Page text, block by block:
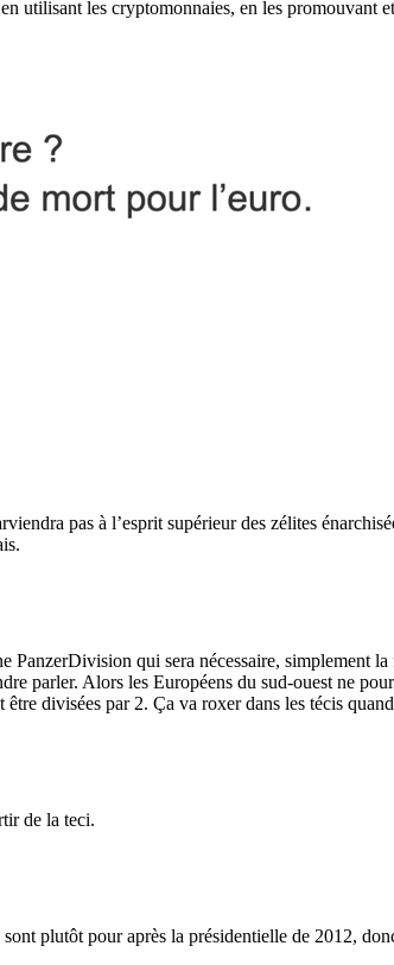
utilisant les cryptomonnaies, en les promouvant
pas à l’esprit supérieur des zélites
PanzerDivision qui sera nécessaire, simplement
parler. Alors les Européens du sud-ouest ne
divisées par 2. Ça va roxer dans les técis
de la teci.
plutôt pour après la présidentielle de 2012,